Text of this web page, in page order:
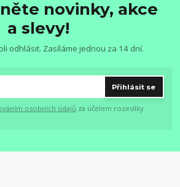
novinky, akce
a slevy!
odhlásit. Zasíláme jednou za 14 dní.
Přihlásit se
osobních údajů za účelem rozesílky